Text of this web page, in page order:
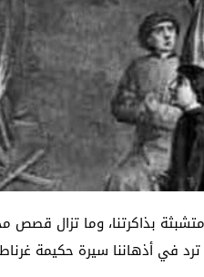
بذاكرتنا، وما تزال
ترد في أذهاننا سيرة حكيمة